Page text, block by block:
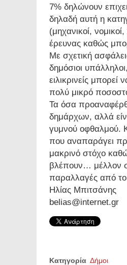
7% δηλώνουν
δηλαδή αυτή η
(μηχανικοί,
έρευνας καθώς
Με σχετική
δημόσιοι
ειλικρινείς
πολύ μικρό
Τα όσα
δημάρχων, αλλά
γυμνού οφθαλμού.
που αναπαράγει
μακρινό στόχο
βλέπουν… μέλλον
παραλλαγές από το
Ηλίας Μπιτσάνης
belias@internet.gr
Κατηγορία Δήμοι